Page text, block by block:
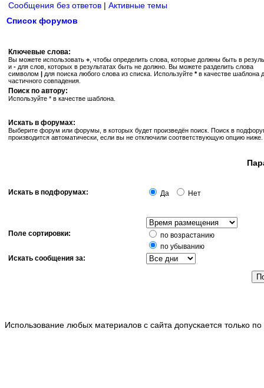
Сообщения без ответов | Активные темы
Список форумов
Ключевые слова:
Вы можете использовать + , чтобы определить слова, которые должны быть в
и - для слов, которых в результатах быть не должно. Вы можете разделить слова
символом | для поиска любого слова из списка. Используйте *в качестве шаблона
частичного совпадения.
Поиск по автору:
Используйте * в качестве шаблона.
Искать в форумах:
Выберите форум или форумы, в которых будет произведён поиск. Поиск в
производится автоматически, если вы не отключили соответствующую опцию ниже.
Искать в подфорумах: Да Нет
Поле сортировки:
по возрастанию
по убыванию
Искать сообщения за:
Использование любых материалов с сайта допускается только